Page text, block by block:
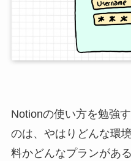
Notionの使い方を勉強
のは、やはりどんな環
料かどんなプランがあ